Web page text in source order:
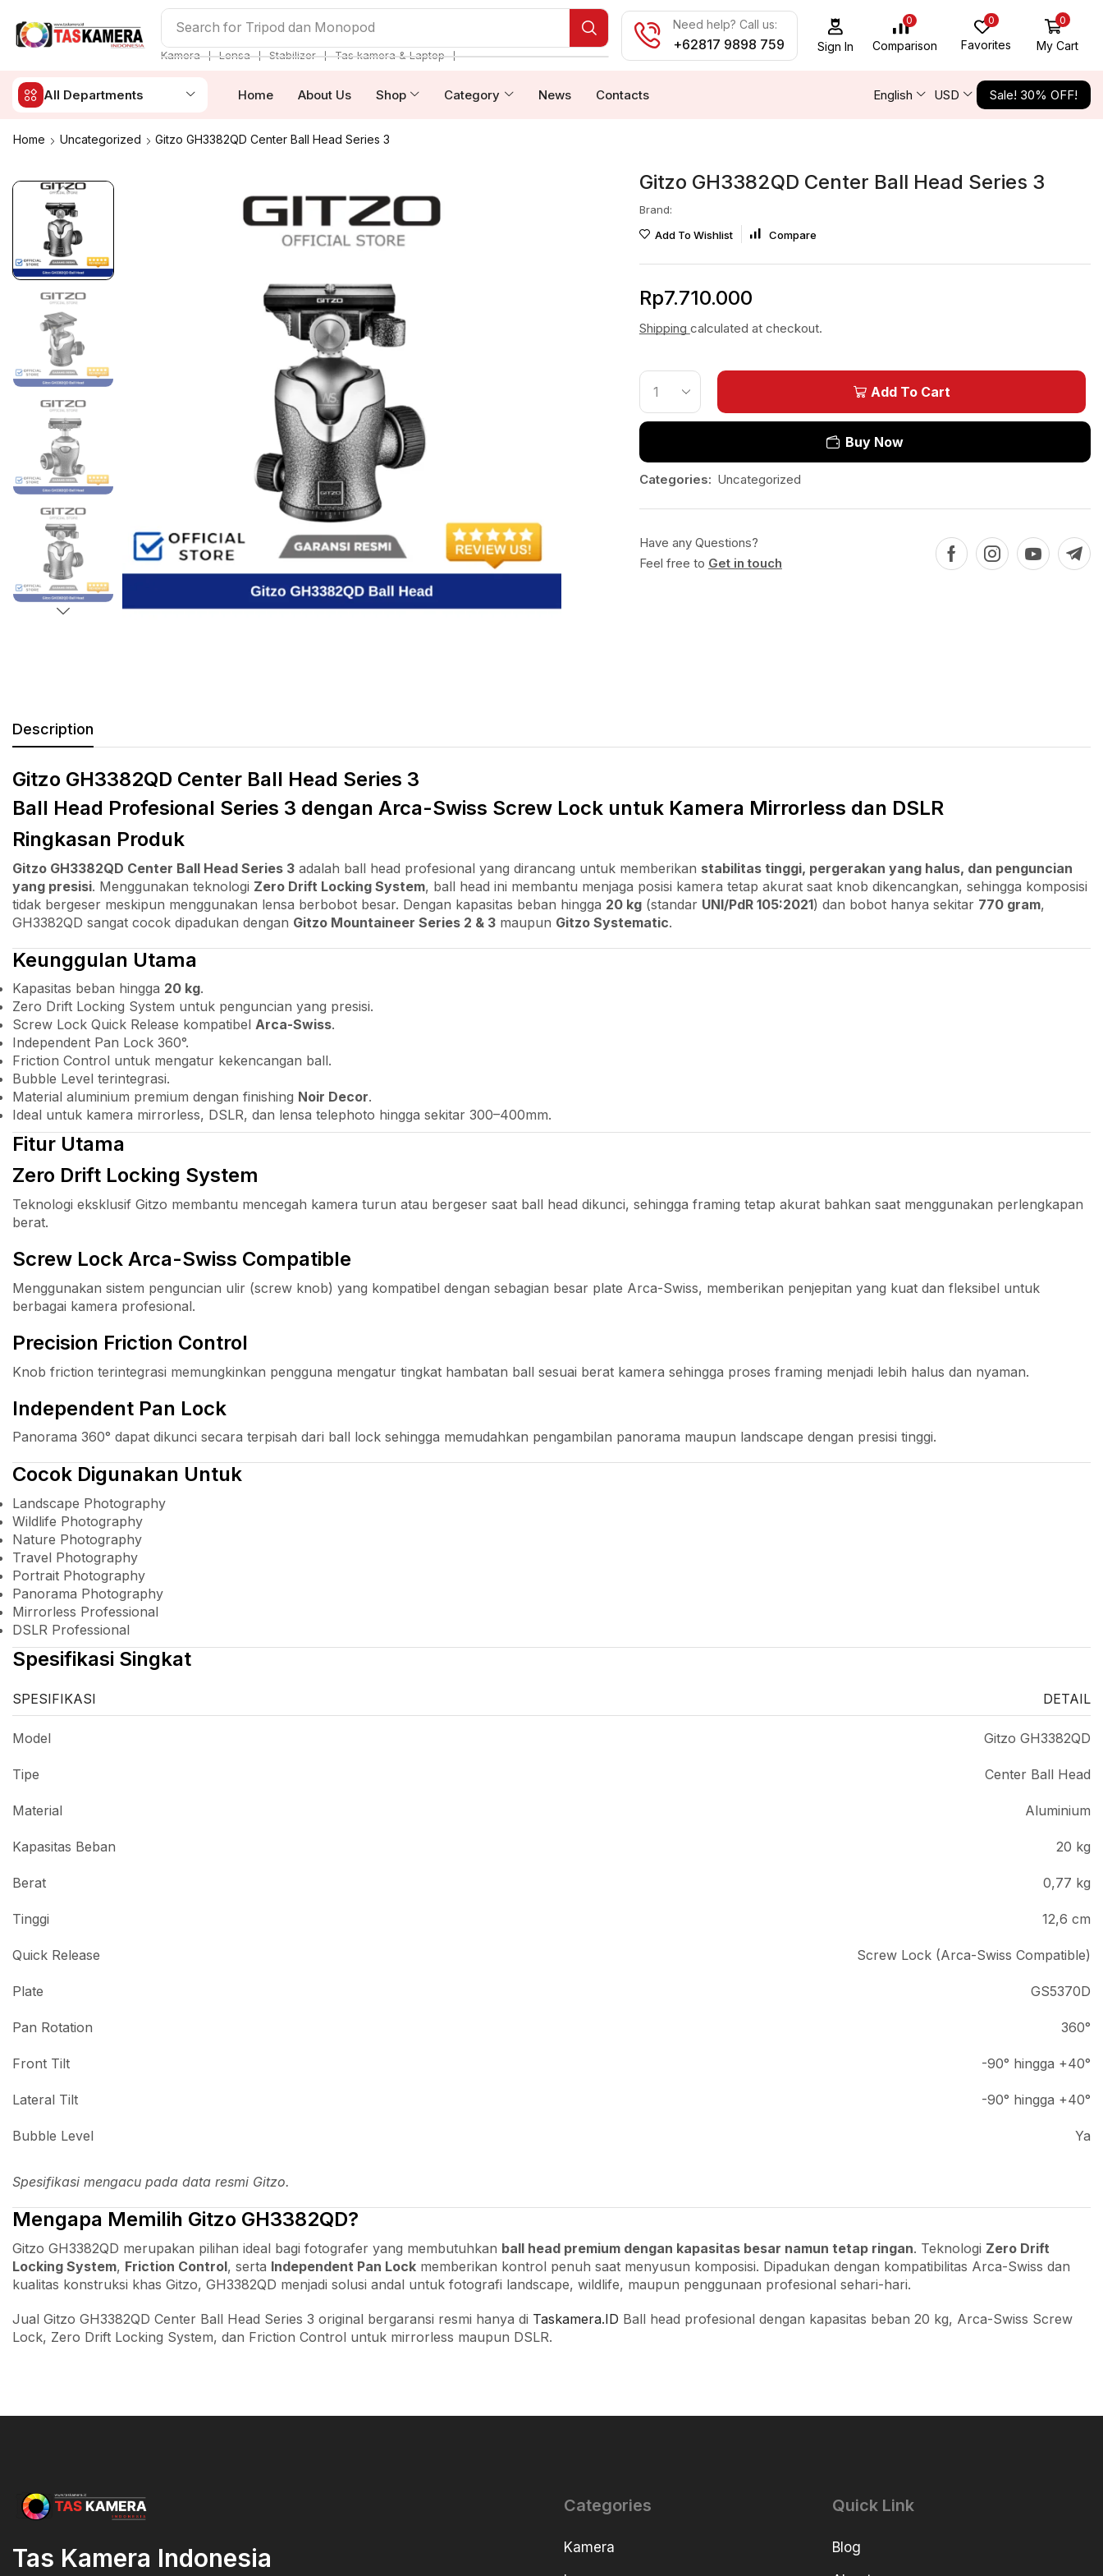
Search for Tripod dan Monopod
Kamera ❘ Lensa ❘ Stabilizer ❘ Tas kamera & Laptop ❘
Need help? Call us:
+62817 9898 759 Sign In
0
Comparison
0
Favorites
0
My Cart
All Departments Home About Us Shop Category News Contacts English USD Sale! 30% OFF!
Home Uncategorized Gitzo GH3382QD Center Ball Head Series 3
Gitzo GH3382QD Center Ball Head Series 3
Brand:
Add To Wishlist
Compare
Rp7.710.000
Shipping calculated at checkout.
Add To Cart
Buy Now
Categories: Uncategorized
Have any Questions?
Feel free to Get in touch
Description
Gitzo GH3382QD Center Ball Head Series 3
Ball Head Profesional Series 3 dengan Arca-Swiss Screw Lock untuk Kamera Mirrorless dan DSLR
Ringkasan Produk
Gitzo GH3382QD Center Ball Head Series 3 adalah ball head profesional yang dirancang untuk memberikan stabilitas tinggi, pergerakan yang halus, dan penguncian
yang presisi. Menggunakan teknologi Zero Drift Locking System, ball head ini membantu menjaga posisi kamera tetap akurat saat knob dikencangkan, sehingga komposisi
tidak bergeser meskipun menggunakan lensa berbobot besar. Dengan kapasitas beban hingga 20 kg (standar UNI/PdR 105:2021) dan bobot hanya sekitar 770 gram,
GH3382QD sangat cocok dipadukan dengan Gitzo Mountaineer Series 2 & 3 maupun Gitzo Systematic.
Keunggulan Utama
Kapasitas beban hingga 20 kg.
Zero Drift Locking System untuk penguncian yang presisi.
Screw Lock Quick Release kompatibel Arca-Swiss.
Independent Pan Lock 360°.
Friction Control untuk mengatur kekencangan ball.
Bubble Level terintegrasi.
Material aluminium premium dengan finishing Noir Decor.
Ideal untuk kamera mirrorless, DSLR, dan lensa telephoto hingga sekitar 300–400mm.
Fitur Utama
Zero Drift Locking System
Teknologi eksklusif Gitzo membantu mencegah kamera turun atau bergeser saat ball head dikunci, sehingga framing tetap akurat bahkan saat menggunakan perlengkapan
berat.
Screw Lock Arca-Swiss Compatible
Menggunakan sistem penguncian ulir (screw knob) yang kompatibel dengan sebagian besar plate Arca-Swiss, memberikan penjepitan yang kuat dan fleksibel untuk
berbagai kamera profesional.
Precision Friction Control
Knob friction terintegrasi memungkinkan pengguna mengatur tingkat hambatan ball sesuai berat kamera sehingga proses framing menjadi lebih halus dan nyaman.
Independent Pan Lock
Panorama 360° dapat dikunci secara terpisah dari ball lock sehingga memudahkan pengambilan panorama maupun landscape dengan presisi tinggi.
Cocok Digunakan Untuk
Landscape Photography
Wildlife Photography
Nature Photography
Travel Photography
Portrait Photography
Panorama Photography
Mirrorless Professional
DSLR Professional
Spesifikasi Singkat
SPESIFIKASI DETAIL
Model Gitzo GH3382QD
Tipe Center Ball Head
Material Aluminium
Kapasitas Beban 20 kg
Berat 0,77 kg
Tinggi 12,6 cm
Quick Release Screw Lock (Arca-Swiss Compatible)
Plate GS5370D
Pan Rotation 360°
Front Tilt -90° hingga +40°
Lateral Tilt -90° hingga +40°
Bubble Level Ya
Spesifikasi mengacu pada data resmi Gitzo.
Mengapa Memilih Gitzo GH3382QD?
Gitzo GH3382QD merupakan pilihan ideal bagi fotografer yang membutuhkan ball head premium dengan kapasitas besar namun tetap ringan. Teknologi Zero Drift
Locking System, Friction Control, serta Independent Pan Lock memberikan kontrol penuh saat menyusun komposisi. Dipadukan dengan kompatibilitas Arca-Swiss dan
kualitas konstruksi khas Gitzo, GH3382QD menjadi solusi andal untuk fotografi landscape, wildlife, maupun penggunaan profesional sehari-hari.
Jual Gitzo GH3382QD Center Ball Head Series 3 original bergaransi resmi hanya di Taskamera.ID Ball head profesional dengan kapasitas beban 20 kg, Arca-Swiss Screw
Lock, Zero Drift Locking System, dan Friction Control untuk mirrorless maupun DSLR.
Tas Kamera Indonesia
Categories
Kamera
Quick Link
Blog